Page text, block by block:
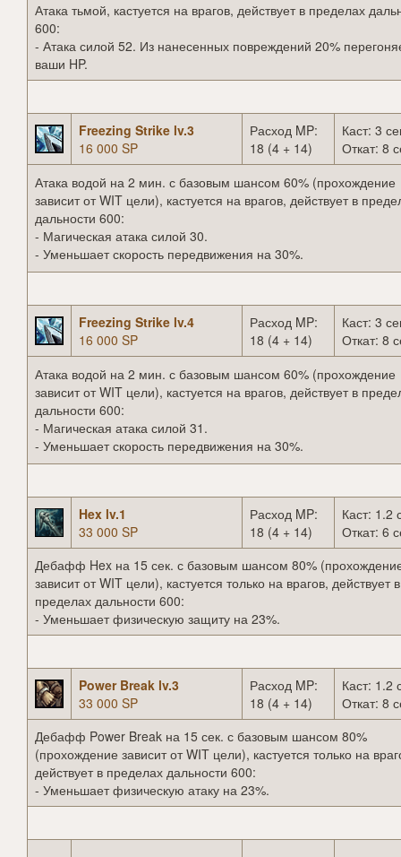
Атака тьмой, кастуется на врагов, действует в пределах
600:
- Атака силой 52. Из нанесенных повреждений 20%
ваши HP.
Freezing Strike lv.3
16 000 SP
Расход MP:
18 (4 + 14)
Каст: 3
Откат: 8
Атака водой на 2 мин. с базовым шансом 60% (прохождение
зависит от WIT цели), кастуется на врагов, действует в
дальности 600:
- Магическая атака силой 30.
- Уменьшает скорость передвижения на 30%.
Freezing Strike lv.4
16 000 SP
Расход MP:
18 (4 + 14)
Каст: 3
Откат: 8
Атака водой на 2 мин. с базовым шансом 60% (прохождение
зависит от WIT цели), кастуется на врагов, действует в
дальности 600:
- Магическая атака силой 31.
- Уменьшает скорость передвижения на 30%.
Hex lv.1
33 000 SP
Расход MP:
18 (4 + 14)
Каст: 1.2
Откат: 6
Дебафф Hex на 15 сек. с базовым шансом 80%
зависит от WIT цели), кастуется только на врагов, действует в
пределах дальности 600:
- Уменьшает физическую защиту на 23%.
Power Break lv.3
33 000 SP
Расход MP:
18 (4 + 14)
Каст: 1.2
Откат: 8
Дебафф Power Break на 15 сек. с базовым шансом 80%
(прохождение зависит от WIT цели), кастуется только на
действует в пределах дальности 600:
- Уменьшает физическую атаку на 23%.